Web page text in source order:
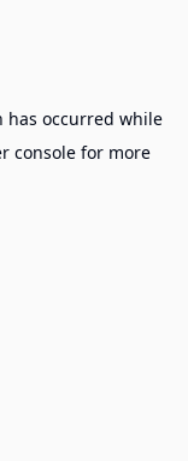
has occurred while
console for more